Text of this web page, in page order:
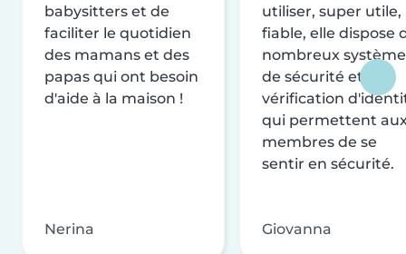
babysitters et de
faciliter le quotidien
des mamans et des
papas qui ont besoin
d'aide à la maison !
Nerina
utiliser, super utile,
fiable, elle dispose
nombreux
de sécurité et de
vérification
qui permettent
membres de se
sentir en sécurité.
Giovanna